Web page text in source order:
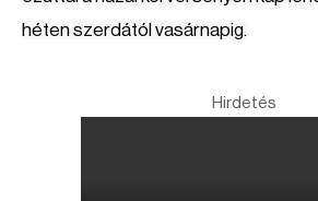
héten szerdától vasárnapig.
Hirdetés